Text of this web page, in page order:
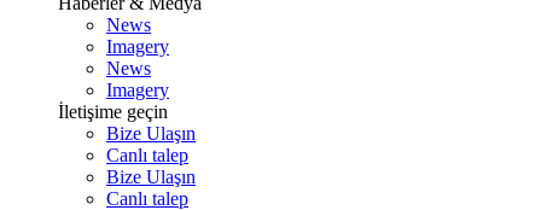
News
Imagery
News
Imagery
İletişime geçin
Bize Ulaşın
Canlı talep
Bize Ulaşın
Canlı talep